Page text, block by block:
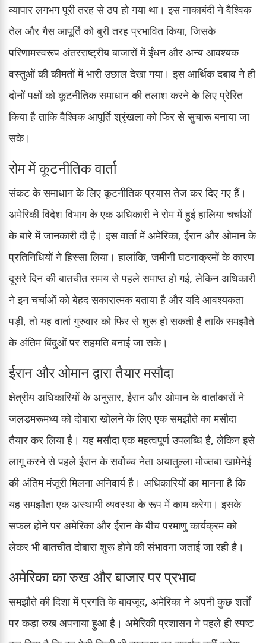
व्यापार लगभग पूरी तरह से ठप हो गया था। इस नाकाबंदी ने वैश्विक
तेल और गैस आपूर्ति को बुरी तरह प्रभावित किया, जिसके
परिणामस्वरूप अंतरराष्ट्रीय बाजारों में ईंधन और अन्य आवश्यक
वस्तुओं की कीमतों में भारी उछाल देखा गया। इस आर्थिक दबाव ने ही
दोनों पक्षों को कूटनीतिक समाधान की तलाश करने के लिए प्रेरित
किया है ताकि वैश्विक आपूर्ति श्रृंखला को फिर से सुचारू बनाया जा
सके।
रोम में कूटनीतिक वार्ता
संकट के समाधान के लिए कूटनीतिक प्रयास तेज कर दिए गए हैं।
अमेरिकी विदेश विभाग के एक अधिकारी ने रोम में हुई हालिया चर्चाओं
के बारे में जानकारी दी है। इस वार्ता में अमेरिका, ईरान और ओमान के
प्रतिनिधियों ने हिस्सा लिया। हालांकि, जमीनी घटनाक्रमों के कारण
दूसरे दिन की बातचीत समय से पहले समाप्त हो गई, लेकिन अधिकारी
ने इन चर्चाओं को बेहद सकारात्मक बताया है और यदि आवश्यकता
पड़ी, तो यह वार्ता गुरुवार को फिर से शुरू हो सकती है ताकि समझौते
के अंतिम बिंदुओं पर सहमति बनाई जा सके।
ईरान और ओमान द्वारा तैयार मसौदा
क्षेत्रीय अधिकारियों के अनुसार, ईरान और ओमान के वार्ताकारों ने
जलडमरूमध्य को दोबारा खोलने के लिए एक समझौते का मसौदा
तैयार कर लिया है। यह मसौदा एक महत्वपूर्ण उपलब्धि है, लेकिन इसे
लागू करने से पहले ईरान के सर्वोच्च नेता अयातुल्ला मोज्तबा खामेनेई
की अंतिम मंजूरी मिलना अनिवार्य है। अधिकारियों का मानना है कि
यह समझौता एक अस्थायी व्यवस्था के रूप में काम करेगा। इसके
सफल होने पर अमेरिका और ईरान के बीच परमाणु कार्यक्रम को
लेकर भी बातचीत दोबारा शुरू होने की संभावना जताई जा रही है।
अमेरिका का रुख और बाजार पर प्रभाव
समझौते की दिशा में प्रगति के बावजूद, अमेरिका ने अपनी कुछ शर्तों
पर कड़ा रुख अपनाया हुआ है। अमेरिकी प्रशासन ने पहले ही स्पष्ट